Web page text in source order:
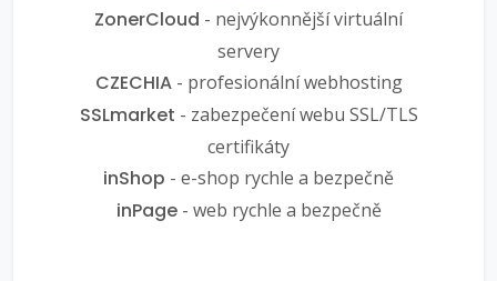
ZonerCloud - nejvýkonnější virtuální
servery
CZECHIA- profesionální webhosting
SSLmarket - zabezpečení webu SSL/TLS
certifikáty
inShop - e-shop rychle a bezpečně
inPage- web rychle a bezpečně